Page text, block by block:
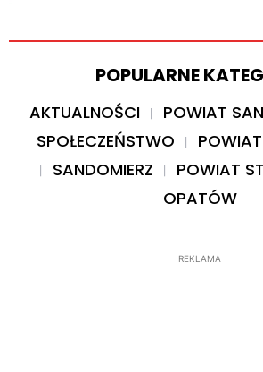
POPULARNE
AKTUALNOŚCI
POWIAT
SPOŁECZEŃSTWO
SANDOMIERZ
POWIAT
OPATÓW
REKLAMA